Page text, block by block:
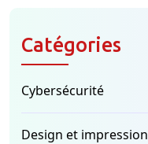
Catégories
Cybersécurité
Design et impression